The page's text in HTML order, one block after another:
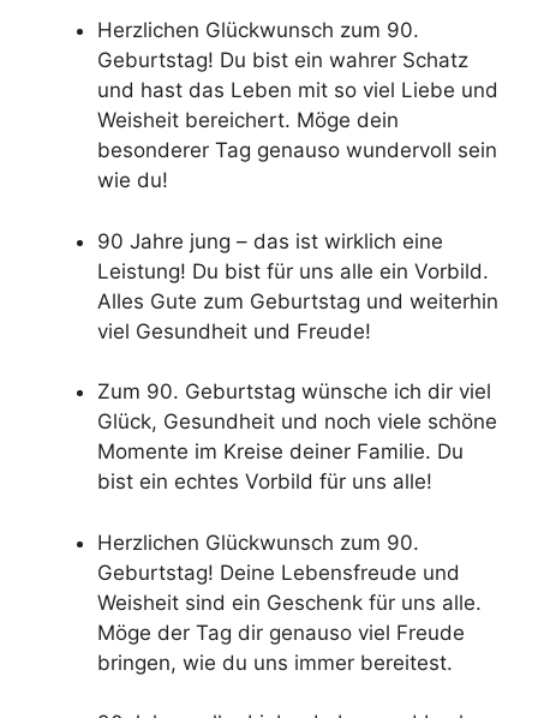
Herzlichen Glückwunsch zum 90.
Geburtstag! Du bist ein wahrer Schatz
und hast das Leben mit so viel Liebe und
Weisheit bereichert. Möge dein
besonderer Tag genauso wundervoll sein
wie du!
90 Jahre jung – das ist wirklich eine
Leistung! Du bist für uns alle ein Vorbild.
Alles Gute zum Geburtstag und weiterhin
viel Gesundheit und Freude!
Zum 90. Geburtstag wünsche ich dir viel
Glück, Gesundheit und noch viele schöne
Momente im Kreise deiner Familie. Du
bist ein echtes Vorbild für uns alle!
Herzlichen Glückwunsch zum 90.
Geburtstag! Deine Lebensfreude und
Weisheit sind ein Geschenk für uns alle.
Möge der Tag dir genauso viel Freude
bringen, wie du uns immer bereitest.